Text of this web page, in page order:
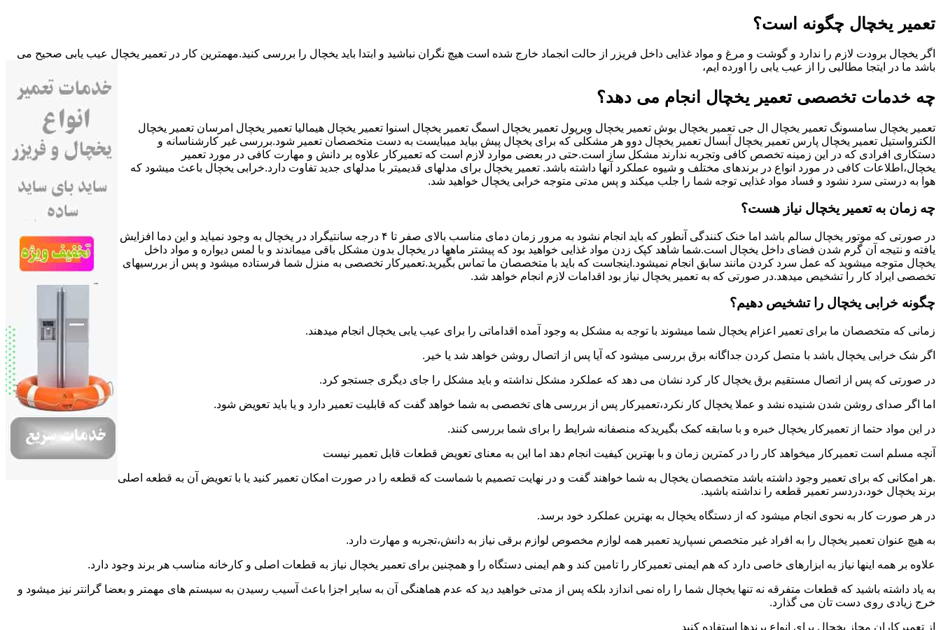
تعمیر یخچال چگونه است؟
اگر یخچال برودت لازم را ندارد و گوشت و مرغ و مواد غذایی داخل فریزر از حالت انجماد خارج شده است هیچ نگران نباشید و ابتدا باید یخچال را بررسی کنید.مهمترین کار در تعمیر یخچال عیب یابی صحیح می
باشد ما در ایتجا مطالبی را از عیب یابی را اورده ایم،
چه خدمات تخصصی تعمیر یخچال انجام می دهد؟
تعمیر یخچال سامسونگ تعمیر یخچال ال جی تعمیر یخچال بوش تعمیر یخچال ویرپول تعمیر یخچال اسمگ تعمیر یخچال اسنوا تعمیر یخچال هیمالیا تعمیر یخچال امرسان تعمیر یخچال
الکترواستیل تعمیر یخچال پارس تعمیر یخچال آبسال تعمیر یخچال دوو هر مشکلی که برای یخچال پیش بیاید میبایست به دست متخصصان تعمیر شود.بررسی غیر کارشناسانه و
دستکاری افرادی که در این زمینه تخصص کافی وتجربه ندارند مشکل ساز است.حتی در بعضی موارد لازم است که تعمیرکار علاوه بر دانش و مهارت کافی در مورد تعمیر
یخچال،اطلاعات کافی در مورد انواع در برندهای مختلف و شیوه عملکرد آنها داشته باشد. تعمیر یخچال برای مدلهای قدیمیتر با مدل‍های جدید تفاوت دارد.خرابی یخچال باعث میشود که
هوا به درستی سرد نشود و فساد مواد غذایی توجه شما را جلب میکند و پس مدتی متوجه خرابی یخچال خواهید شد.
چه زمان به تعمیر یخچال نیاز هست؟
در صورتی که موتور یخچال سالم باشد اما خنک کنندگی آنطور که باید انجام نشود به مرور زمان دمای مناسب بالای صفر تا ۴ درجه سانتیگراد در یخچال به وجود نمیاید و این دما افزایش
یافته و نتیجه آن گرم شدن فضای داخل یخچال است.شما شاهد کپک زدن مواد غذایی خواهید بود که پیشتر ماهها در یخچال بدون مشکل باقی میماندند و با لمس دیواره و مواد داخل
یخچال متوجه میشوید که عمل سرد کردن مانند سابق انجام نمیشود.اینجاست که باید با متخصصان ما تماس بگیرید.تعمیرکار تخصصی به منزل شما فرستاده میشود و پس از بررسیهای
تخصصی ایراد کار را تشخیص میدهد.در صورتی که به تعمیر یخچال نیاز بود اقدامات لازم انجام خواهد شد.
چگونه خرابی یخچال را تشخیص دهیم؟
زمانی که متخصصان ما برای تعمیر اعزام یخچال شما میشوند با توجه به مشکل به وجود آمده اقداماتی را برای عیب یابی یخچال انجام میدهند.
اگر شک خرابی یخچال باشد با متصل کردن جداگانه برق بررسی میشود که آیا پس از اتصال روشن خواهد شد یا خیر.
در صورتی که پس از اتصال مستقیم برق یخچال کار کرد نشان می دهد که عملکرد مشکل نداشته و باید مشکل را جای دیگری جستجو کرد.
اما اگر صدای روشن شدن شنیده نشد و عملا یخچال کار نکرد،تعمیرکار پس از بررسی های تخصصی به شما خواهد گفت که قابلیت تعمیر دارد و یا باید تعویض شود.
در این مواد حتما از تعمیرکار یخچال خبره و با سابقه کمک بگیریدکه منصفانه شرایط را برای شما بررسی کنند.
آنچه مسلم است تعمیرکار میخواهد کار را در کمترین زمان و با بهترین کیفیت انجام دهد اما این به معنای تعویض قطعات قابل تعمیر نیست
.هر امکانی که برای تعمیر وجود داشته باشد متخصصان یخچال به شما خواهند گفت و در نهایت تصمیم با شماست که قطعه را در صورت امکان تعمیر کنید یا با تعویض آن به قطعه اصلی
برند یخچال خود،دردسر تعمیر قطعه را نداشته باشید.
در هر صورت کار به نحوی انجام میشود که از دستگاه یخچال به بهترین عملکرد خود برسد.
به هیچ عنوان تعمیر یخچال را به افراد غیر متخصص نسپارید تعمیر همه لوازم مخصوص لوازم برقی نیاز به دانش،تجربه و مهارت دارد.
علاوه بر همه اینها نیاز به ابزارهای خاصی دارد که هم ایمنی تعمیرکار را تامین کند و هم ایمنی دستگاه را و همچنین برای تعمیر یخچال نیاز به قطعات اصلی و کارخانه مناسب هر برند وجود دارد.
به یاد داشته باشید که قطعات متفرقه نه تنها یخچال شما را راه نمی اندازد بلکه پس از مدتی خواهید دید که عدم هماهنگی آن به سایر اجزا باعث آسیب رسیدن به سیستم های مهمتر و بعضا گرانتر نیز میشود و
خرج زیادی روی دست تان می گذارد.
از تعمیرکاران مجاز یخچال برای انواع برندها استفاده کنید